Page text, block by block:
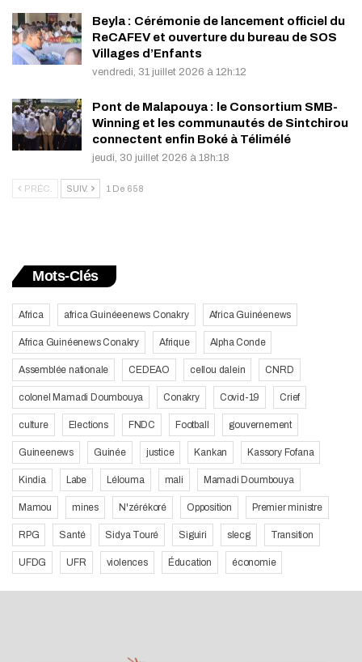
Beyla : Cérémonie de lancement officiel du
ReCAFEV et ouverture du bureau de SOS
Villages d’Enfants
vendredi, 31 juillet 2026 à 12h:12
Pont de Malapouya : le Consortium SMB-
Winning et les communautés de Sintchirou
connectent enfin Boké à Télimélé
jeudi, 30 juillet 2026 à 18h:18
PRÉC. SUIV. 1 De 658
Mots-Clés
Africa africa Guinéeenews Conakry Africa Guinéenews
Africa Guinéenews Conakry Afrique Alpha Conde
Assemblée nationale CEDEAO cellou dalein CNRD
colonel Mamadi Doumbouya Conakry Covid-19 Crief
culture Elections FNDC Football gouvernement
Guineenews Guinée justice Kankan Kassory Fofana
Kindia Labe Lélouma mali Mamadi Doumbouya
Mamou mines N'zérékoré Opposition Premier ministre
RPG Santé Sidya Touré Siguiri slecg Transition
UFDG UFR violences Éducation économie